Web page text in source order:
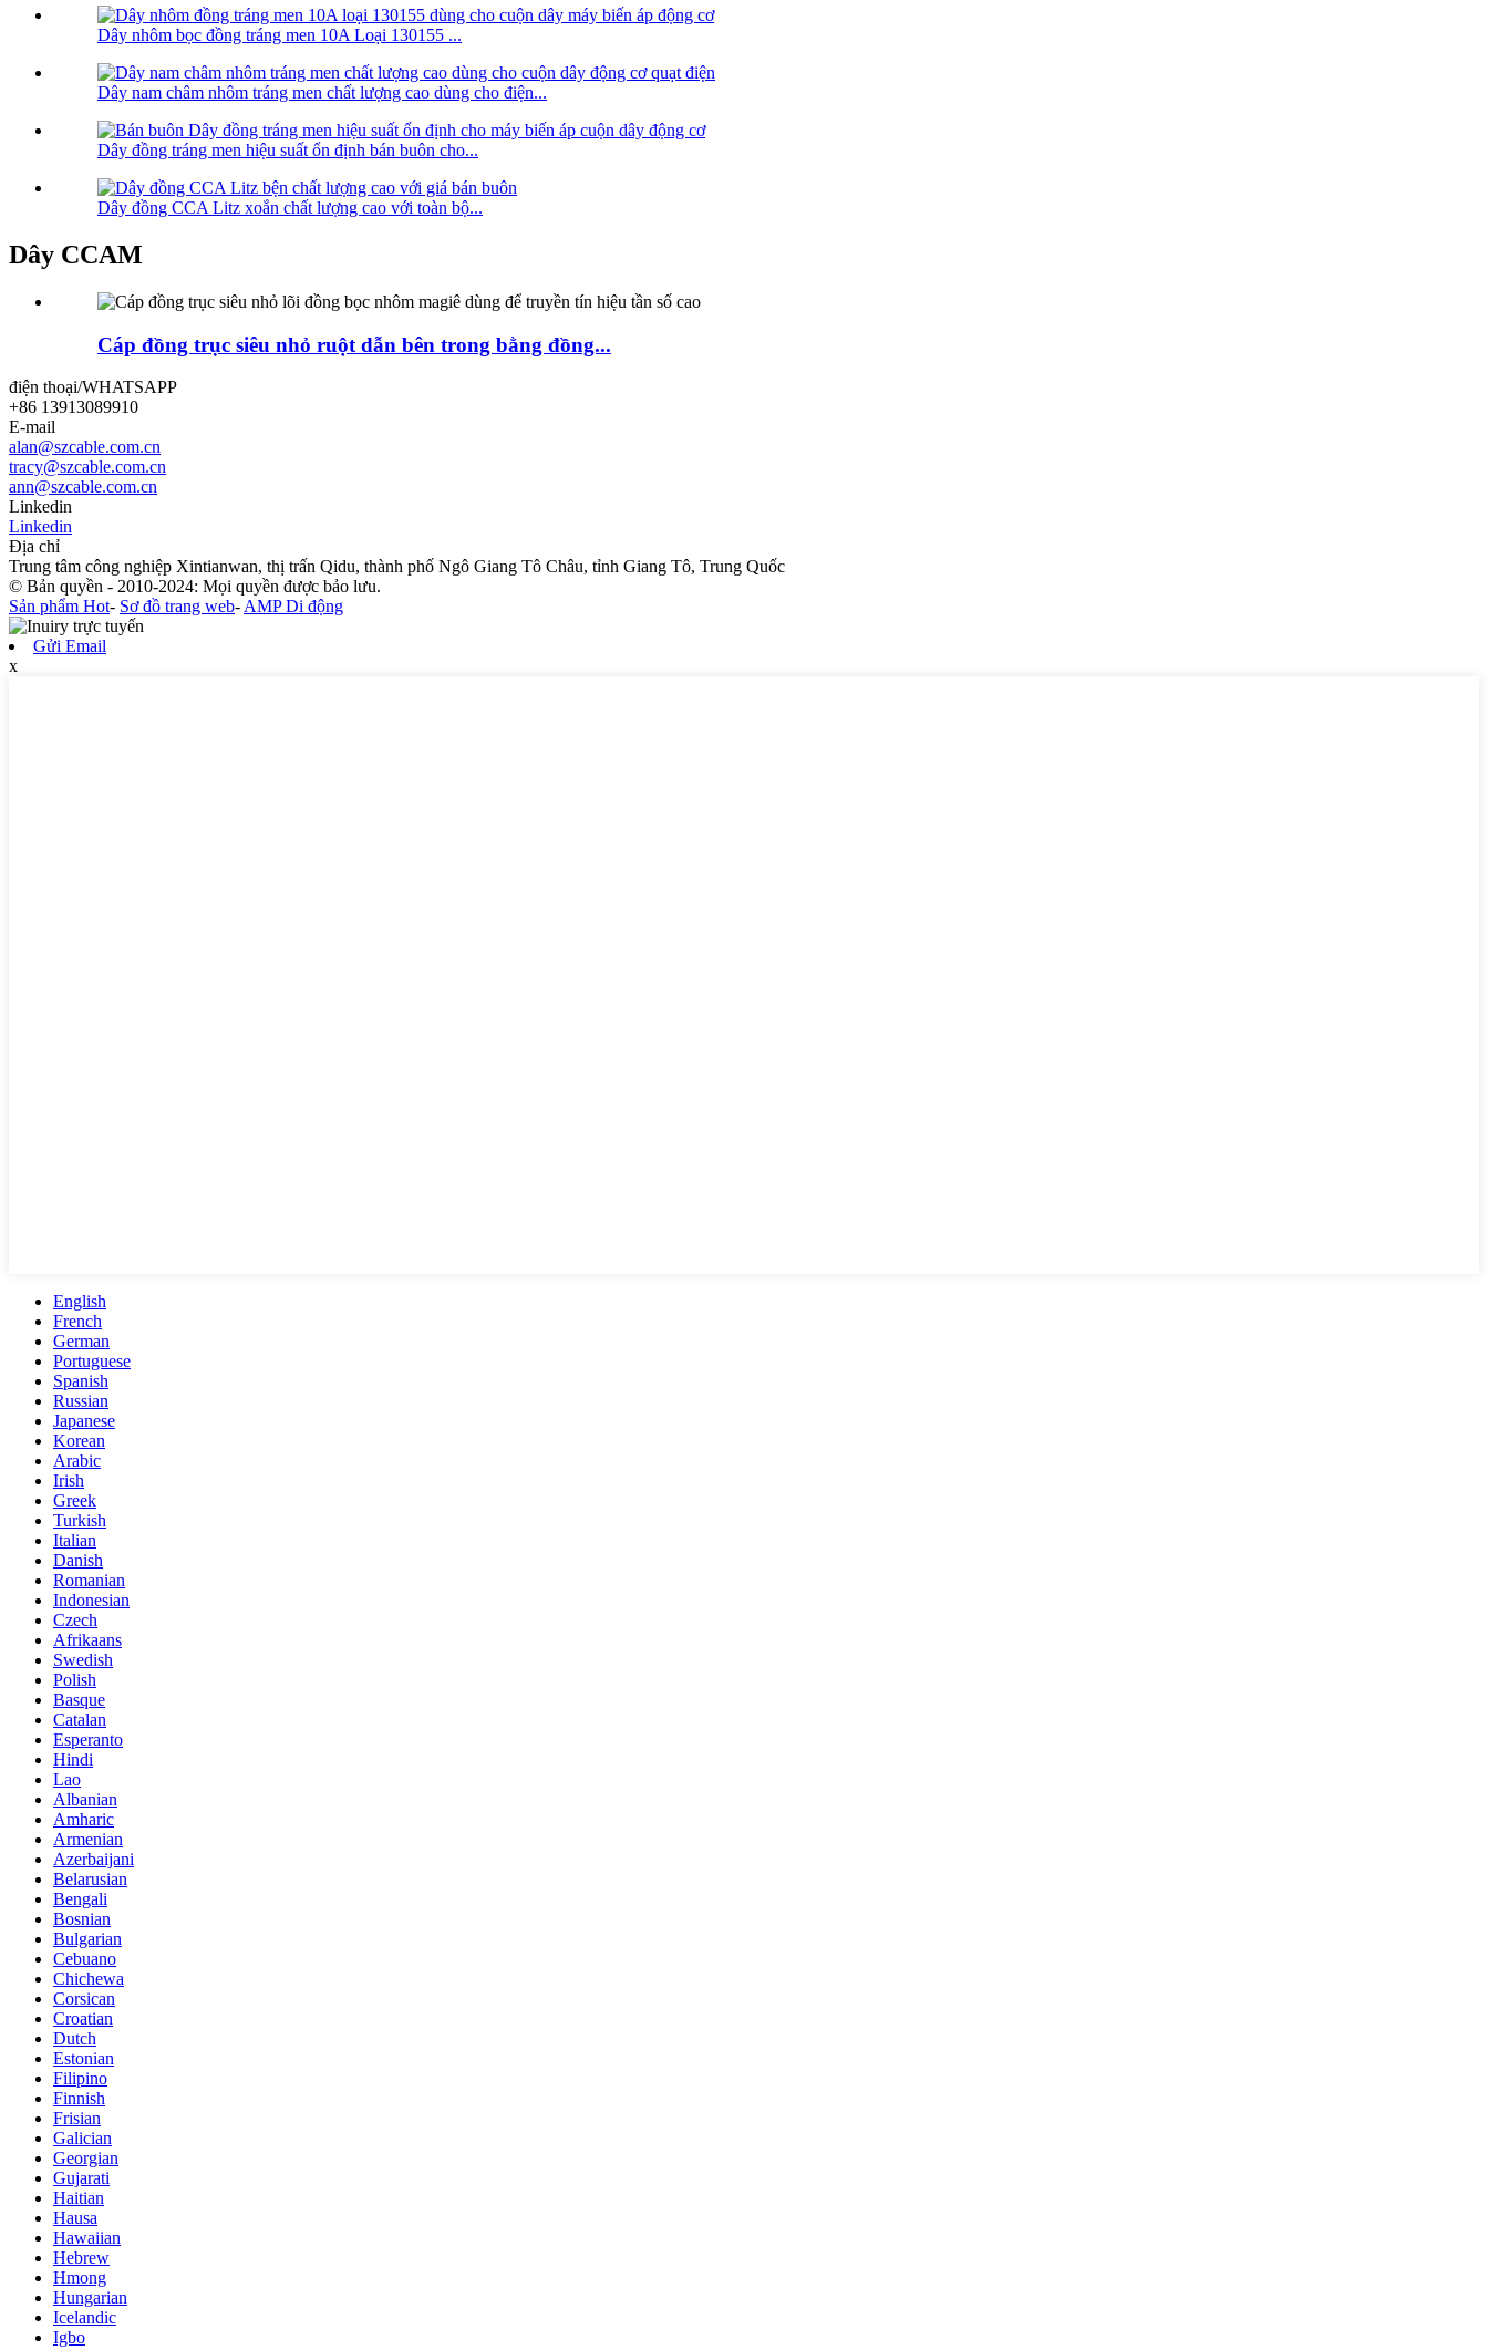
Dây nhôm bọc đồng tráng men 10A Loại 130155 ...
Dây nam châm nhôm tráng men chất lượng cao dùng cho điện...
Dây đồng tráng men hiệu suất ổn định bán buôn cho...
Dây đồng CCA Litz xoắn chất lượng cao với toàn bộ...
Dây CCAM
Cáp đồng trục siêu nhỏ ruột dẫn bên trong bằng đồng...
điện thoại/WHATSAPP
+86 13913089910
E-mail
alan@szcable.com.cn
tracy@szcable.com.cn
ann@szcable.com.cn
Linkedin
Linkedin
Địa chỉ
Trung tâm công nghiệp Xintianwan, thị trấn Qidu, thành phố Ngô Giang Tô Châu, tỉnh Giang Tô, Trung Quốc
© Bản quyền - 2010-2024: Mọi quyền được bảo lưu.
Sản phẩm Hot- Sơ đồ trang web-AMP Di động
Gửi Email
x
English
French
German
Portuguese
Spanish
Russian
Japanese
Korean
Arabic
Irish
Greek
Turkish
Italian
Danish
Romanian
Indonesian
Czech
Afrikaans
Swedish
Polish
Basque
Catalan
Esperanto
Hindi
Lao
Albanian
Amharic
Armenian
Azerbaijani
Belarusian
Bengali
Bosnian
Bulgarian
Cebuano
Chichewa
Corsican
Croatian
Dutch
Estonian
Filipino
Finnish
Frisian
Galician
Georgian
Gujarati
Haitian
Hausa
Hawaiian
Hebrew
Hmong
Hungarian
Icelandic
Igbo